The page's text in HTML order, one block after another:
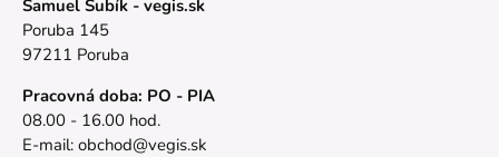
Samuel Šubík - vegis.sk
Poruba 145
97211 Poruba
Pracovná doba: PO - PIA
08.00 - 16.00 hod.
E-mail: obchod@vegis.sk